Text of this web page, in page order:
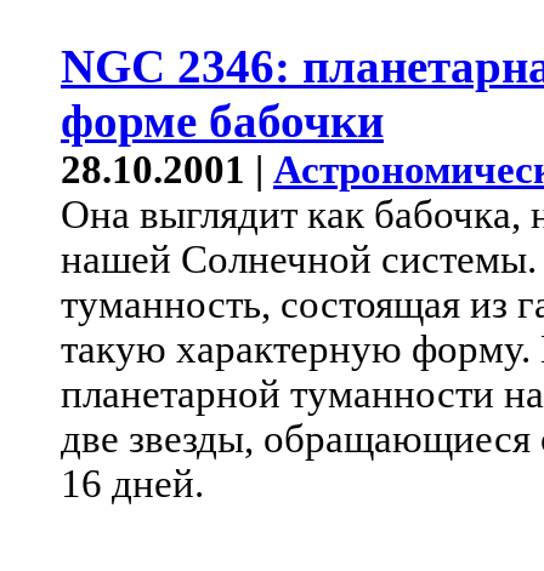
NGC 2346:
форме бабочки
28.10.2001 |
Она выглядит как
нашей Солнечной системы.
туманность, состоящая из
такую характерную
планетарной туманности
две звезды, обращающиеся
16 дней.